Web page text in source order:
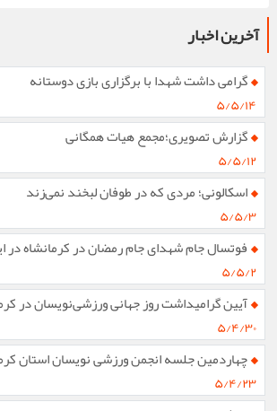
آخرین اخبار
گرامی داشت شهدا با برگزاری بازی دوستانه
۵/۵/۱۴
گزارش تصویری؛مجمع هیات همگانی
۵/۵/۱۲
اسکالونی؛ مردی که در طوفان لبخند نمی‌زند
۵/۵/۳
فوتسال جام شهدای جام رمضان در کرمانشاه در
۵/۵/۲
آیین گرامیداشت روز جهانی ورزشی‌نویسان در
۵/۴/۳۰
چهاردمین جلسه انجمن ورزشی نویسان استان
۵/۴/۲۳